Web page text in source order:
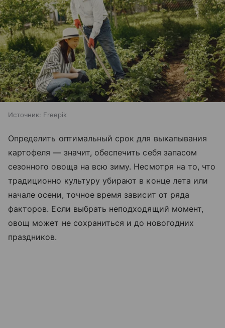
Источник: Freepik
Определить оптимальный срок для выкапывания
картофеля — значит, обеспечить себя запасом
сезонного овоща на всю зиму. Несмотря на то, что
традиционно культуру убирают в конце лета или
начале осени, точное время зависит от ряда
факторов. Если выбрать неподходящий момент,
овощ может не сохраниться и до новогодних
праздников.